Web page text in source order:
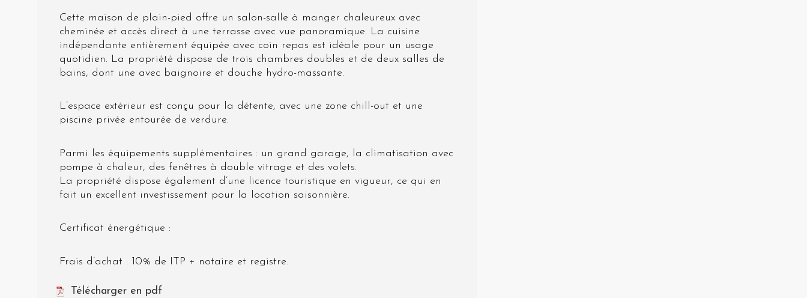
Cette maison de plain-pied offre un salon-salle à manger chaleureux avec
cheminée et accès direct à une terrasse avec vue panoramique. La cuisine
indépendante entièrement équipée avec coin repas est idéale pour un usage
quotidien. La propriété dispose de trois chambres doubles et de deux salles de
bains, dont une avec baignoire et douche hydro-massante.
L’espace extérieur est conçu pour la détente, avec une zone chill-out et une
piscine privée entourée de verdure.
Parmi les équipements supplémentaires : un grand garage, la climatisation avec
pompe à chaleur, des fenêtres à double vitrage et des volets.
La propriété dispose également d’une licence touristique en vigueur, ce qui en
fait un excellent investissement pour la location saisonnière.
Certificat énergétique :
Frais d’achat : 10% de ITP + notaire et registre.
Télécharger en pdf